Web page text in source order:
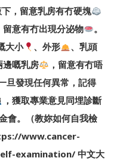
，留意乳房有冇硬塊
留意有冇出現分泌物
。
大小 、外形
、乳頭
邊嘅乳房
，留意有冇唔
旦發現任何異常，記得
，獲取專業意見同埋診斷
會。（教妳如何自我檢
www.cancer-
examination/ 中文大